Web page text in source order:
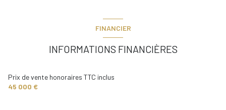
FINANCIER
INFORMATIONS FINANCIÈRES
Prix de vente honoraires TTC inclus
45 000 €